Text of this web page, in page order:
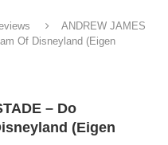
ANDREW JAMES
Of Disneyland (Eigen
– Do
(Eigen